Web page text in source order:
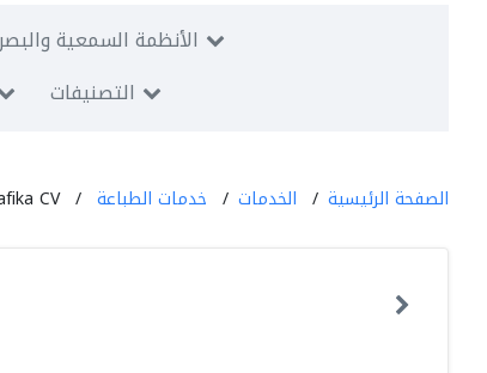
الأنظمة السمعية
التصنيفات
الصفحة الرئيسية الخدمات خدمات الطباعة CV